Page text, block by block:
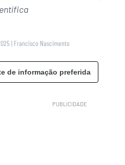
| Francisco Nascimento
de informação preferida